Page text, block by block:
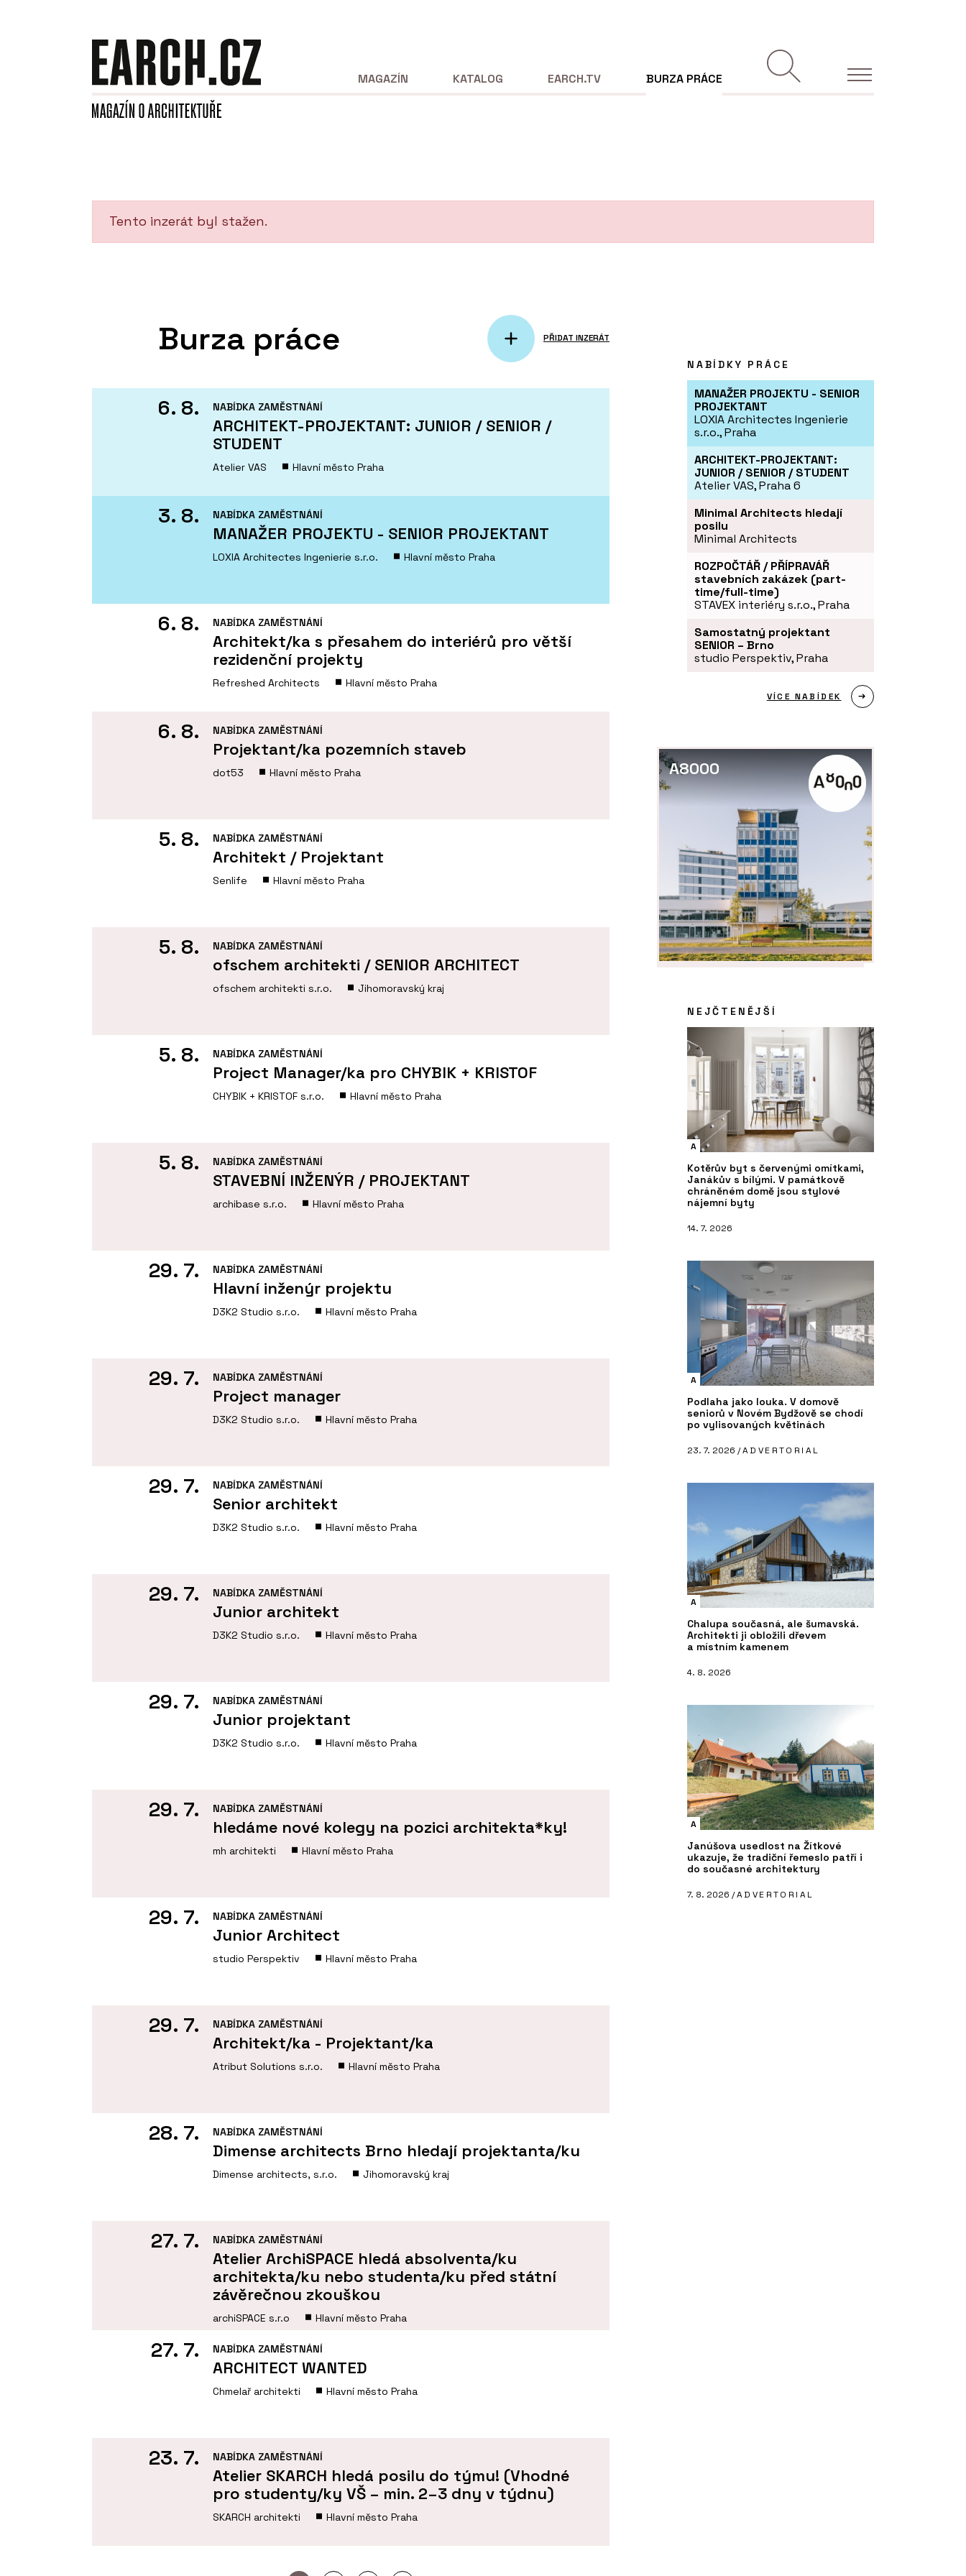
MAGAZÍN KATALOG EARCH.TV BURZA PRÁCE
Tento inzerát byl stažen.
Burza práce PŘIDAT INZERÁT
6. 8. NABÍDKA ZAMĚSTNÁNÍ
ARCHITEKT-PROJEKTANT: JUNIOR / SENIOR /
STUDENT
Atelier VAS Hlavní město Praha
3. 8. NABÍDKA ZAMĚSTNÁNÍ
MANAŽER PROJEKTU - SENIOR PROJEKTANT
LOXIA Architectes Ingenierie s.r.o. Hlavní město Praha
6. 8. NABÍDKA ZAMĚSTNÁNÍ
Architekt/ka s přesahem do interiérů pro větší
rezidenční projekty
Refreshed Architects Hlavní město Praha
6. 8. NABÍDKA ZAMĚSTNÁNÍ
Projektant/ka pozemních staveb
dot53 Hlavní město Praha
5. 8. NABÍDKA ZAMĚSTNÁNÍ
Architekt / Projektant
Senlife Hlavní město Praha
5. 8. NABÍDKA ZAMĚSTNÁNÍ
ofschem architekti / SENIOR ARCHITECT
ofschem architekti s.r.o. Jihomoravský kraj
5. 8. NABÍDKA ZAMĚSTNÁNÍ
Project Manager/ka pro CHYBIK + KRISTOF
CHYBIK + KRISTOF s.r.o. Hlavní město Praha
5. 8. NABÍDKA ZAMĚSTNÁNÍ
STAVEBNÍ INŽENÝR / PROJEKTANT
archibase s.r.o. Hlavní město Praha
29. 7. NABÍDKA ZAMĚSTNÁNÍ
Hlavní inženýr projektu
D3K2 Studio s.r.o. Hlavní město Praha
29. 7. NABÍDKA ZAMĚSTNÁNÍ
Project manager
D3K2 Studio s.r.o. Hlavní město Praha
29. 7. NABÍDKA ZAMĚSTNÁNÍ
Senior architekt
D3K2 Studio s.r.o. Hlavní město Praha
29. 7. NABÍDKA ZAMĚSTNÁNÍ
Junior architekt
D3K2 Studio s.r.o. Hlavní město Praha
29. 7. NABÍDKA ZAMĚSTNÁNÍ
Junior projektant
D3K2 Studio s.r.o. Hlavní město Praha
29. 7. NABÍDKA ZAMĚSTNÁNÍ
hledáme nové kolegy na pozici architekta*ky!
mh architekti Hlavní město Praha
29. 7. NABÍDKA ZAMĚSTNÁNÍ
Junior Architect
studio Perspektiv Hlavní město Praha
29. 7. NABÍDKA ZAMĚSTNÁNÍ
Architekt/ka - Projektant/ka
Atribut Solutions s.r.o. Hlavní město Praha
28. 7. NABÍDKA ZAMĚSTNÁNÍ
Dimense architects Brno hledají projektanta/ku
Dimense architects, s.r.o. Jihomoravský kraj
27. 7. NABÍDKA ZAMĚSTNÁNÍ
Atelier ArchiSPACE hledá absolventa/ku
architekta/ku nebo studenta/ku před státní
závěrečnou zkouškou
archiSPACE s.r.o Hlavní město Praha
27. 7. NABÍDKA ZAMĚSTNÁNÍ
ARCHITECT WANTED
Chmelař architekti Hlavní město Praha
23. 7. NABÍDKA ZAMĚSTNÁNÍ
Atelier SKARCH hledá posilu do týmu! (Vhodné
pro studenty/ky VŠ – min. 2–3 dny v týdnu)
SKARCH architekti Hlavní město Praha
NABÍDKY PRÁCE
MANAŽER PROJEKTU - SENIOR
PROJEKTANT
LOXIA Architectes Ingenierie
s.r.o., Praha
ARCHITEKT-PROJEKTANT:
JUNIOR / SENIOR / STUDENT
Atelier VAS, Praha 6
Minimal Architects hledají
posilu
Minimal Architects
ROZPOČTÁŘ / PŘÍPRAVÁŘ
stavebních zakázek (part-
time/full-time)
STAVEX interiéry s.r.o., Praha
Samostatný projektant
SENIOR – Brno
studio Perspektiv, Praha
VÍCE NABÍDEK
A8000
NEJČTENĚJŠÍ
A
Kotěrův byt s červenými omítkami,
Janákův s bílými. V památkově
chráněném domě jsou stylové
nájemní byty
14. 7. 2026
A
Podlaha jako louka. V domově
seniorů v Novém Bydžově se chodí
po vylisovaných květinách
23. 7. 2026 /ADVERTORIAL
A
Chalupa současná, ale šumavská.
Architekti ji obložili dřevem
a místním kamenem
4. 8. 2026
A
Janúšova usedlost na Žítkové
ukazuje, že tradiční řemeslo patří i
do současné architektury
7. 8. 2026 /ADVERTORIAL